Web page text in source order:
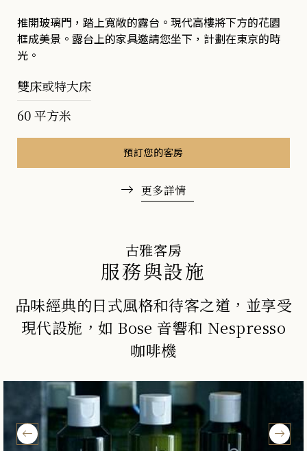
推開玻璃門，踏上寬敞的露台。現代高樓將下方的花園
框成美景。露台上的家具邀請您坐下，計劃在東京的時
光。
雙床或特大床
60 平方米
預訂您的客房
更多詳情
古雅客房
服務與設施
品味經典的日式風格和待客之道，並享受
現代設施，如 Bose 音響和 Nespresso
咖啡機